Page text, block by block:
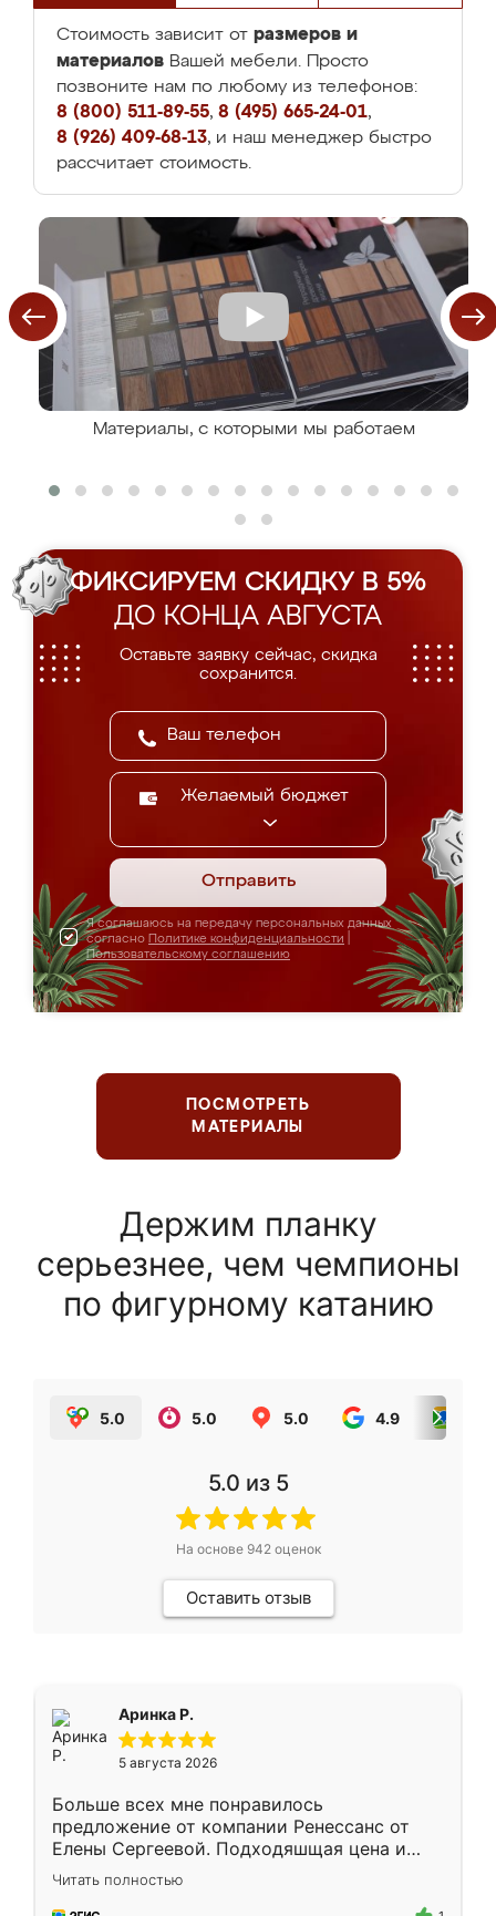
Стоимость зависит от размеров и
материалов Вашей мебели. Просто
позвоните нам по любому из телефонов:
8 (800) 511-89-55, 8 (495) 665-24-01,
8 (926) 409-68-13, и наш менеджер быстро
рассчитает стоимость.
Материалы, с которыми мы работаем
ФИКСИРУЕМ СКИДКУ В 5%
ДО КОНЦА АВГУСТА
Оставьте заявку сейчас, скидка
сохранится.
Желаемый бюджет
Отправить
Я соглашаюсь на передачу персональных данных
согласно Политике конфиденциальности
Пользовательскому соглашению
ПОСМОТРЕТЬ
МАТЕРИАЛЫ
Держим планку
серьезнее, чем чемпионы
по фигурному катанию
5.0 5.0 5.0 4.9
5.0 из 5
На основе 942оценок
Оставить отзыв
Аринка Р.
5 августа 2026
Больше всех мне понравилось
предложение от компании Ренессанс от
Елены Сергеевой. Подходяшщая цена и
короткие сроки изготовления. Приехавший
для замера сотрудник Владислав
Читать полностью